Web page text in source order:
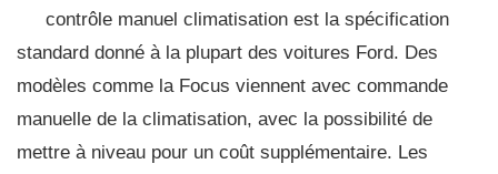
contrôle manuel climatisation est la spécification
standard donné à la plupart des voitures Ford. Des
modèles comme la Focus viennent avec commande
manuelle de la climatisation, avec la possibilité de
mettre à niveau pour un coût supplémentaire. Les